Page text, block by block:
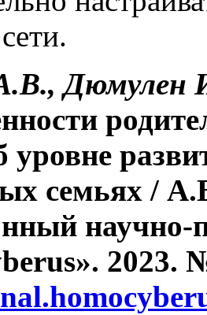
Дюмулен
уровне
семьях /
научно-
2023.